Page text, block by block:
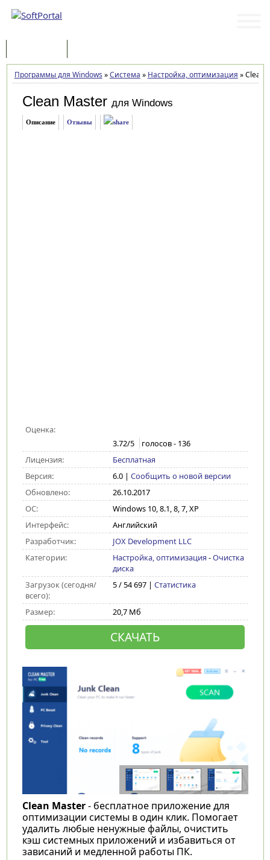
Программы для Windows »Система » Настройка, оптимизация »Clean
Clean Master для Windows
Описание Отзывы
Оценка:
3.72/5 голосов - 136
Лицензия:
Бесплатная
Версия:
6.0| Сообщить о новой версии
Обновлено:
26.10.2017
ОС:
Windows 10, 8.1, 8, 7, XP
Интерфейс:
Английский
Разработчик:
JOX Development LLC
Категории:
Настройка, оптимизация -Очистка
диска
Загрузок (сегодня/
всего):
5 / 54 697 | Статистика
Размер: 20,7 Мб
СКАЧАТЬ
Clean Master- бесплатное приложение для
оптимизации системы в один клик. Помогает
удалить любые ненужные файлы, очистить
кэш системных приложений и избавиться от
зависаний и медленной работы ПК.